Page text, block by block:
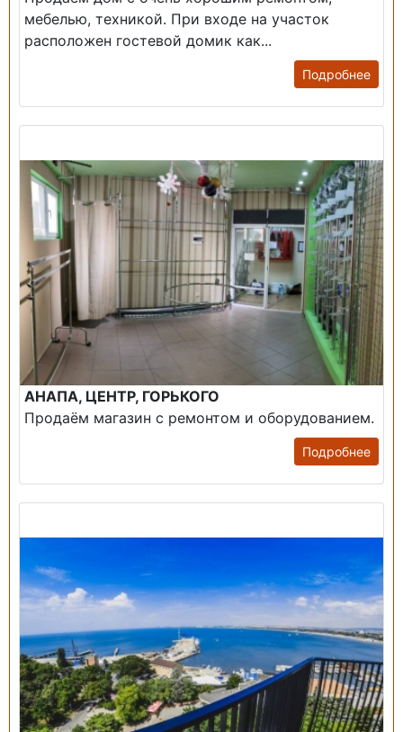
мебелью, техникой. При входе на участок
расположен гостевой домик как...
Подробнее
АНАПА, ЦЕНТР, ГОРЬКОГО
Продаём магазин с ремонтом и оборудованием.
Подробнее